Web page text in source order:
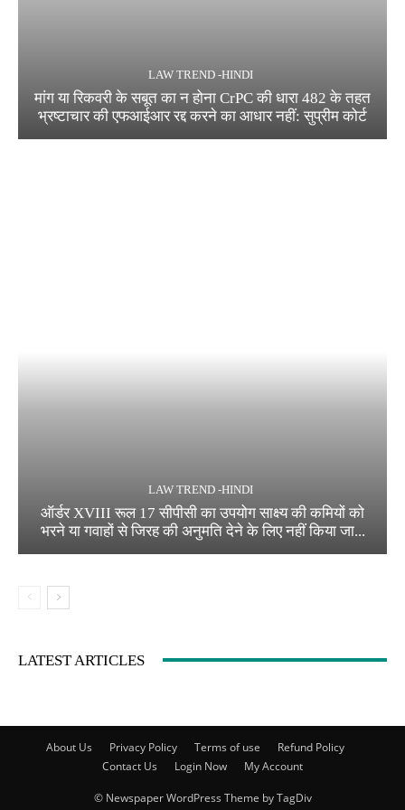
LAW TREND -HINDI
मांग या रिकवरी के सबूत का न होना CrPC की धारा 482 के तहत
भ्रष्टाचार की एफआईआर रद्द करने का आधार नहीं: सुप्रीम कोर्ट
LAW TREND -HINDI
ऑर्डर XVIII रूल 17 सीपीसी का उपयोग साक्ष्य की कमियों को
भरने या गवाहों से जिरह की अनुमति देने के लिए नहीं किया जा...
LATEST ARTICLES
About Us Privacy Policy Terms of use
Refund Policy
Contact Us
Login Now My Account
© Newspaper WordPress Theme by TagDiv